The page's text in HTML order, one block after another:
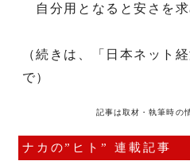
自分用となると安さを求
（続きは、「日本ネット
で）
記事は取材・執筆時の
ナカの”ヒト” 連載記事